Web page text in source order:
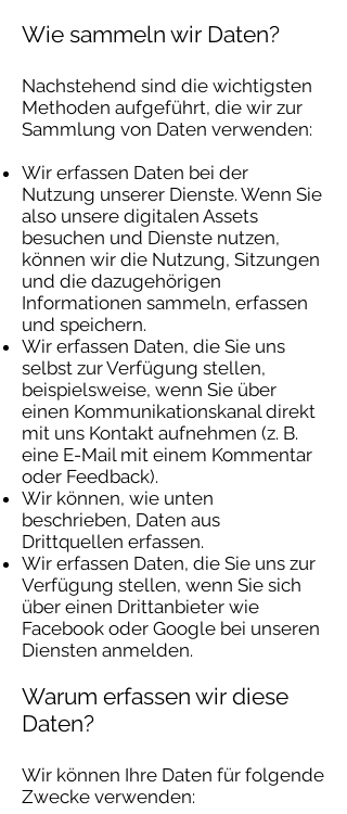
Wie sammeln wir Daten?
Nachstehend sind die wichtigsten
Methoden aufgeführt, die wir zur
Sammlung von Daten verwenden:
Wir erfassen Daten bei der
Nutzung unserer Dienste. Wenn Sie
also unsere digitalen Assets
besuchen und Dienste nutzen,
können wir die Nutzung, Sitzungen
und die dazugehörigen
Informationen sammeln, erfassen
und speichern.
Wir erfassen Daten, die Sie uns
selbst zur Verfügung stellen,
beispielsweise, wenn Sie über
einen Kommunikationskanal direkt
mit uns Kontakt aufnehmen (z. B.
eine E-Mail mit einem Kommentar
oder Feedback).
Wir können, wie unten
beschrieben, Daten aus
Drittquellen erfassen.
Wir erfassen Daten, die Sie uns zur
Verfügung stellen, wenn Sie sich
über einen Drittanbieter wie
Facebook oder Google bei unseren
Diensten anmelden.
Warum erfassen wir diese
Daten?
Wir können Ihre Daten für folgende
Zwecke verwenden: